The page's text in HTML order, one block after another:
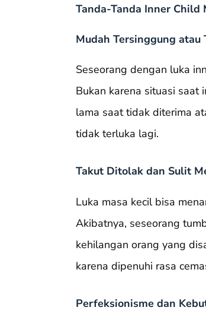
Tanda-Tanda Inner Child
Mudah Tersinggung
Seseorang dengan luka
Bukan karena situasi
lama saat tidak diterima
tidak terluka lagi.
Takut Ditolak dan Sulit
Luka masa kecil bisa
Akibatnya, seseorang
kehilangan orang yang
karena dipenuhi rasa
Perfeksionisme dan